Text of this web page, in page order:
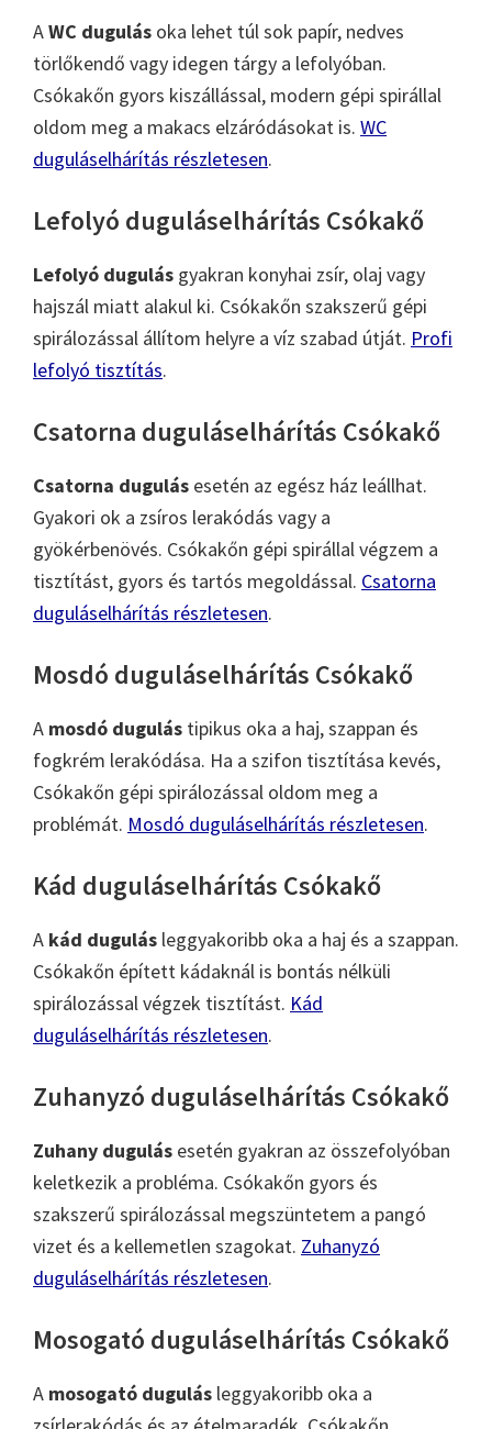
AWC dugulás oka lehet túl sok papír, nedves
törlőkendő vagy idegen tárgy a lefolyóban.
Csókakőn gyors kiszállással, modern gépi spirállal
oldom meg a makacs elzáródásokat is. WC
duguláselhárítás részletesen.
Lefolyó duguláselhárítás Csókakő
Lefolyó dugulás gyakran konyhai zsír, olaj vagy
hajszál miatt alakul ki. Csókakőn szakszerű gépi
spirálozással állítom helyre a víz szabad útját. Profi
lefolyó tisztítás.
Csatorna duguláselhárítás Csókakő
Csatorna dugulás esetén az egész ház leállhat.
Gyakori ok a zsíros lerakódás vagy a
gyökérbenövés. Csókakőn gépi spirállal végzem a
tisztítást, gyors és tartós megoldással. Csatorna
duguláselhárítás részletesen.
Mosdó duguláselhárítás Csókakő
A mosdó dugulás tipikus oka a haj, szappan és
fogkrém lerakódása. Ha a szifon tisztítása kevés,
Csókakőn gépi spirálozással oldom meg a
problémát. Mosdó duguláselhárítás részletesen.
Kád duguláselhárítás Csókakő
A kád dugulás leggyakoribb oka a haj és a szappan.
Csókakőn épített kádaknál is bontás nélküli
spirálozással végzek tisztítást. Kád
duguláselhárítás részletesen.
Zuhanyzó duguláselhárítás Csókakő
Zuhany dugulás esetén gyakran az összefolyóban
keletkezik a probléma. Csókakőn gyors és
szakszerű spirálozással megszüntetem a pangó
vizet és a kellemetlen szagokat. Zuhanyzó
duguláselhárítás részletesen.
Mosogató duguláselhárítás Csókakő
A mosogató dugulás leggyakoribb oka a